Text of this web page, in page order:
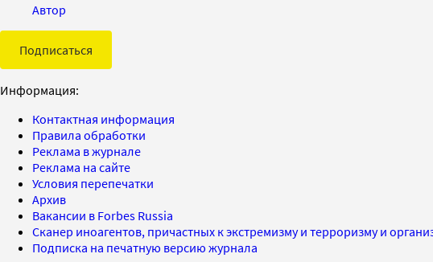
Автор
Подписаться
Информация:
Контактная информация
Правила обработки
Реклама в журнале
Реклама на сайте
Условия перепечатки
Архив
Вакансии в Forbes Russia
Сканер иноагентов, причастных к экстремизму и терроризму и
Подписка на печатную версию журнала